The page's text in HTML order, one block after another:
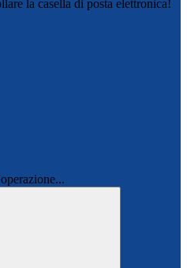
la casella di posta elettronica!